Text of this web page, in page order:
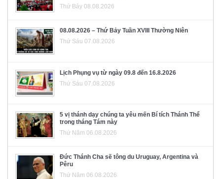
Thứ Bảy 08.08.2026
08.08.2026 – Thứ Bảy Tuần XVIII Thường Niên
Thứ Sáu 07.08.2026
Lịch Phụng vụ từ ngày 09.8 đến 16.8.2026
Thứ Sáu 07.08.2026
5 vị thánh dạy chúng ta yêu mến Bí tích Thánh Thể
trong tháng Tám này
Thứ Năm 06.08.2026
Đức Thánh Cha sẽ tông du Uruguay, Argentina và
Pêru
Thứ Năm 06.08.2026